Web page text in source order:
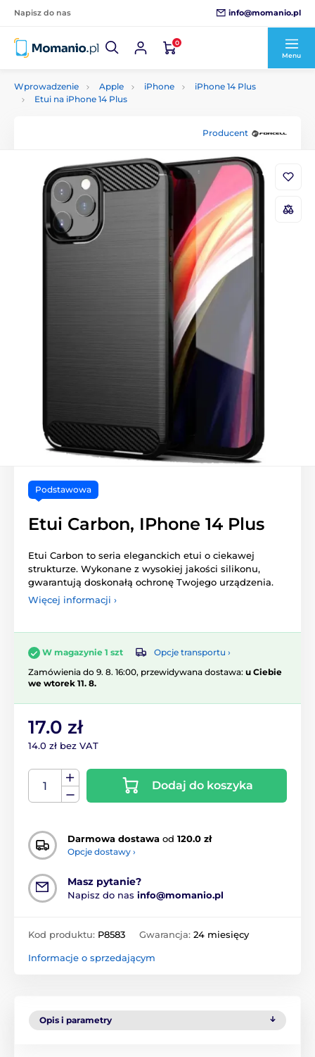
Napisz do nas info@momanio.pl
0
Menu
Wprowadzenie Apple iPhone
iPhone 14 Plus
Etui na iPhone 14 Plus
Producent
Podstawowa
Etui Carbon, IPhone 14 Plus
Etui Carbon to seria eleganckich etui o ciekawej
strukturze. Wykonane z wysokiej jakości silikonu,
gwarantują doskonałą ochronę Twojego urządzenia.
Więcej informacji ›
W magazynie 1 szt
Opcje transportu ›
Zamówienia do 9. 8. 16:00, przewidywana dostawa: u Ciebie
we wtorek 11. 8.
17.0 zł
14.0 zł bez VAT
Dodaj do koszyka
Darmowa dostawa od 120.0 zł
Opcje dostawy ›
Masz pytanie?
Napisz do nas info@momanio.pl
Kod produktu: P8583 Gwarancja: 24 miesięcy
Informacje o sprzedającym
Opis i parametry